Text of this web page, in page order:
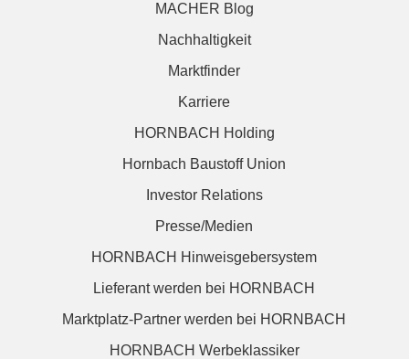
MACHER Blog
Nachhaltigkeit
Marktfinder
Karriere
HORNBACH Holding
Hornbach Baustoff Union
Investor Relations
Presse/Medien
HORNBACH Hinweisgebersystem
Lieferant werden bei HORNBACH
Marktplatz-Partner werden bei HORNBACH
HORNBACH Werbeklassiker